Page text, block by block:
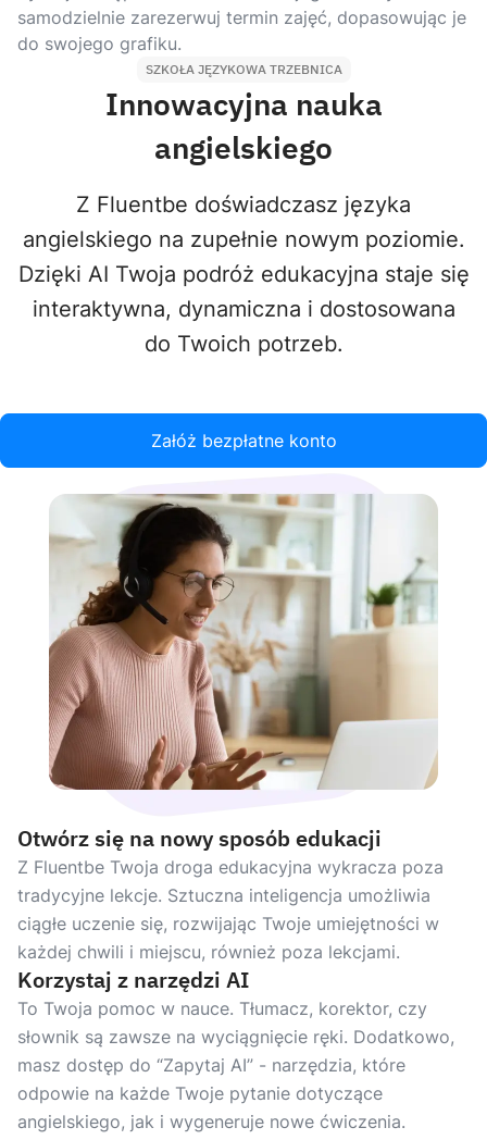
samodzielnie zarezerwuj termin zajęć, dopasowując je
do swojego grafiku.
SZKOŁA JĘZYKOWA TRZEBNICA
Innowacyjna nauka
angielskiego
Z Fluentbe doświadczasz języka
angielskiego na zupełnie nowym poziomie.
Dzięki AI Twoja podróż edukacyjna staje się
interaktywna, dynamiczna i dostosowana
do Twoich potrzeb.
Załóż bezpłatne konto
Otwórz się na nowy sposób edukacji
Z Fluentbe Twoja droga edukacyjna wykracza poza
tradycyjne lekcje. Sztuczna inteligencja umożliwia
ciągłe uczenie się, rozwijając Twoje umiejętności w
każdej chwili i miejscu, również poza lekcjami.
Korzystaj z narzędzi AI
To Twoja pomoc w nauce. Tłumacz, korektor, czy
słownik są zawsze na wyciągnięcie ręki. Dodatkowo,
masz dostęp do “Zapytaj AI” - narzędzia, które
odpowie na każde Twoje pytanie dotyczące
angielskiego, jak i wygeneruje nowe ćwiczenia.